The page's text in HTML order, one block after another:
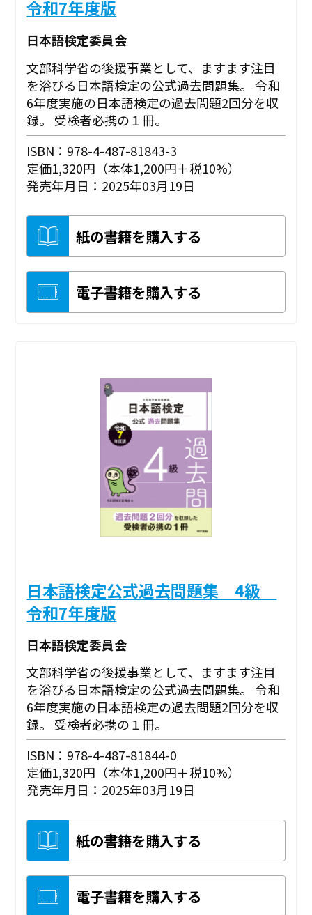
令和7年度版
日本語検定委員会
文部科学省の後援事業として、ますます注目
を浴びる日本語検定の公式過去問題集。 令和
6年度実施の日本語検定の過去問題2回分を収
録。 受検者必携の１冊。
ISBN：978-4-487-81843-3
定価1,320円（本体1,200円＋税10%）
発売年月日：2025年03月19日
紙の書籍を購入する
電子書籍を購入する
日本語検定公式過去問題集 4級
令和7年度版
日本語検定委員会
文部科学省の後援事業として、ますます注目
を浴びる日本語検定の公式過去問題集。 令和
6年度実施の日本語検定の過去問題2回分を収
録。 受検者必携の１冊。
ISBN：978-4-487-81844-0
定価1,320円（本体1,200円＋税10%）
発売年月日：2025年03月19日
紙の書籍を購入する
電子書籍を購入する